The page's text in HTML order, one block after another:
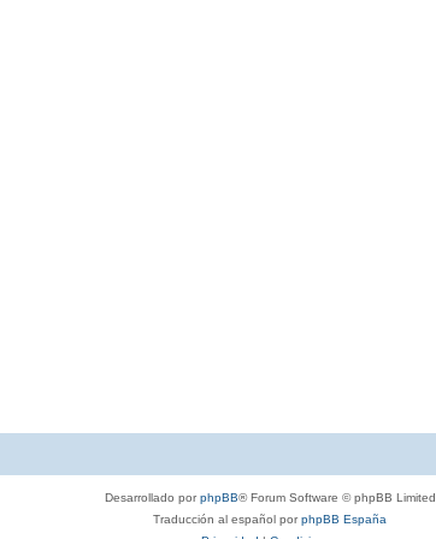
Desarrollado porphpBB® Forum Software © phpBB Limited
Traducción al español porphpBB España